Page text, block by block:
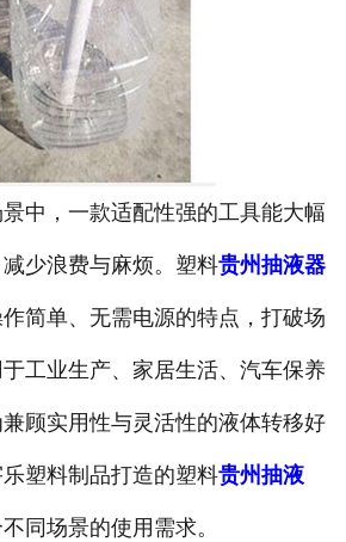
，一款适配性强的工具能大幅
少浪费与麻烦。塑料贵州抽液器
简单、无需电源的特点，打破场
工业生产、家居生活、汽车保养
顾实用性与灵活性的液体转移好
塑料制品打造的塑料贵州抽液
同场景的使用需求。